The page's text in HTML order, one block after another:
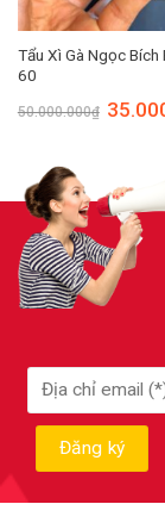
Tẩu Xì Gà Ngọc Bích
60
50.000.000₫